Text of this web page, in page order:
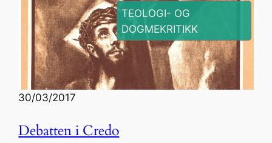
TEOLOGI- OG
DOGMEKRITIKK
30/03/2017
Debatten i Credo